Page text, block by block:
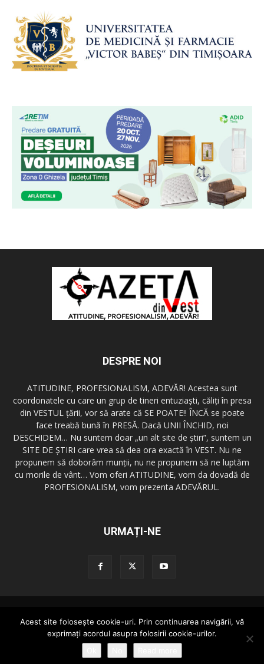
DESPRE NOI
ATITUDINE, PROFESIONALISM, ADEVĂR! Acestea sunt
coordonatele cu care un grup de tineri entuziaşti, căliţi în presa
din VESTUL ţării, vor să arate că SE POATE!! ÎNCĂ se poate
face treabă bună în PRESĂ. Dacă UNII ÎNCHID, noi
DESCHIDEM… Nu suntem doar „un alt site de ştiri”, suntem un
SITE DE ŞTIRI care vrea să dea ora exactă în VEST. Nu ne
propunem să doborâm munţii, nu ne propunem să ne luptăm
cu morile de vânt… Vom oferi ATITUDINE, vom da dovadă de
PROFESIONALISM, vom prezenta ADEVĂRUL.
URMAȚI-NE
Cod de conduita
Confidentialitatea Datelor
Trimite o stire!
Publicitate
Contact
© copyright 2015 - 2026 GazetaDinVest.ro. Toate drepturile rezervate!
Acest site foloseşte cookie-uri. Prin continuarea navigării, vă
exprimaţi acordul asupra folosirii cookie-urilor.